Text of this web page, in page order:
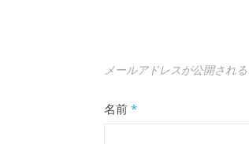
メールアドレスが公開される
名前 *